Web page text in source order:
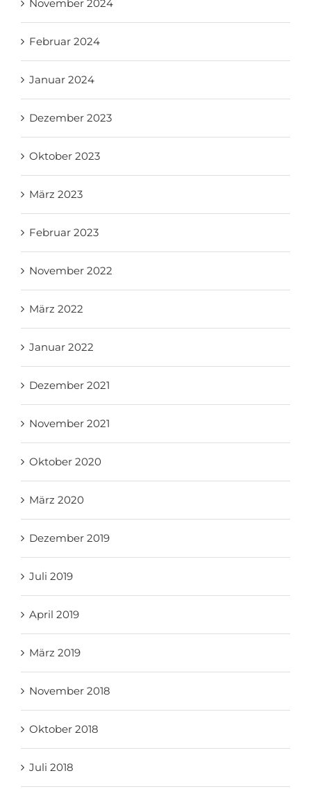
November 2024
Februar 2024
Januar 2024
Dezember 2023
Oktober 2023
März 2023
Februar 2023
November 2022
März 2022
Januar 2022
Dezember 2021
November 2021
Oktober 2020
März 2020
Dezember 2019
Juli 2019
April 2019
März 2019
November 2018
Oktober 2018
Juli 2018